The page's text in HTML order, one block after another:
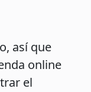
así que
online
el